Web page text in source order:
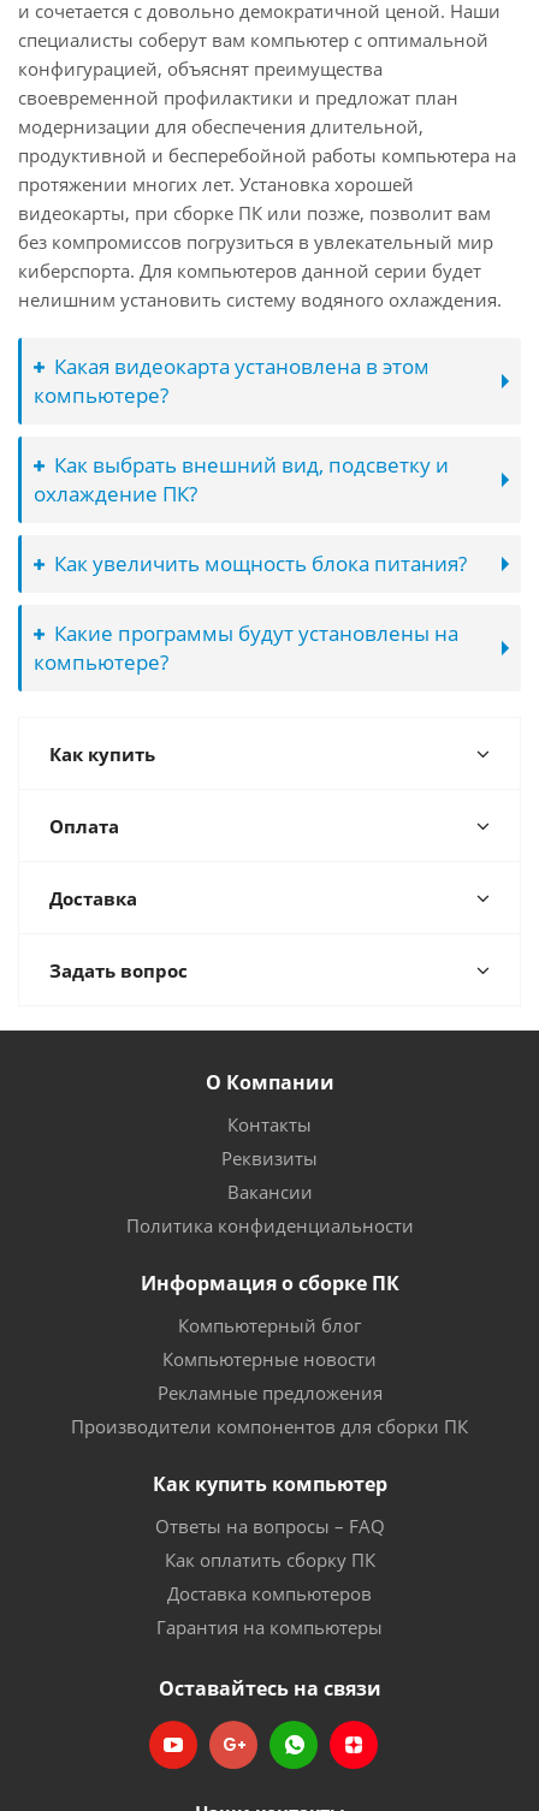
и сочетается с довольно демократичной ценой. Наши
специалисты соберут вам компьютер с оптимальной
конфигурацией, объяснят преимущества
своевременной профилактики и предложат план
модернизации для обеспечения длительной,
продуктивной и бесперебойной работы компьютера на
протяжении многих лет. Установка хорошей
видеокарты, при сборке ПК или позже, позволит вам
без компромиссов погрузиться в увлекательный мир
киберспорта. Для компьютеров данной серии будет
нелишним установить систему водяного охлаждения.
Какая видеокарта установлена в этом
компьютере?
Как выбрать внешний вид, подсветку и
охлаждение ПК?
Как увеличить мощность блока питания?
Какие программы будут установлены на
компьютере?
Как купить
Оплата
Доставка
Задать вопрос
О Компании
Контакты
Реквизиты
Вакансии
Политика конфиденциальности
Информация о сборке ПК
Компьютерный блог
Компьютерные новости
Рекламные предложения
Производители компонентов для сборки ПК
Как купить компьютер
Ответы на вопросы – FAQ
Как оплатить сборку ПК
Доставка компьютеров
Гарантия на компьютеры
Оставайтесь на связи